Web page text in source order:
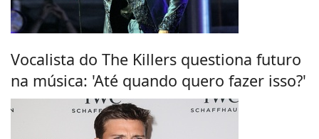
Vocalista do The Killers questiona futuro
na música: 'Até quando quero fazer isso?'